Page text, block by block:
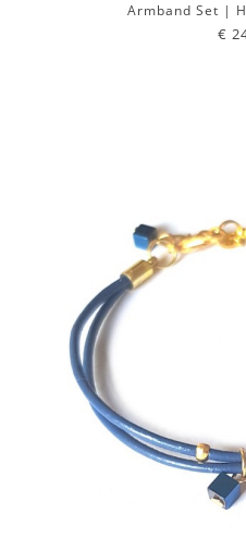
Armband Set |
€